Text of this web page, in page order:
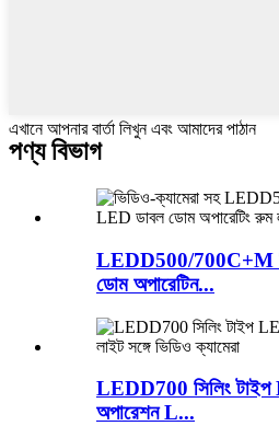
এখানে আপনার বার্তা লিখুন এবং আমাদের পাঠান
পণ্য বিভাগ
LEDD500/700C+M
ডোম অপারেটিন...
LEDD700 সিলিং
অপারেশন L...